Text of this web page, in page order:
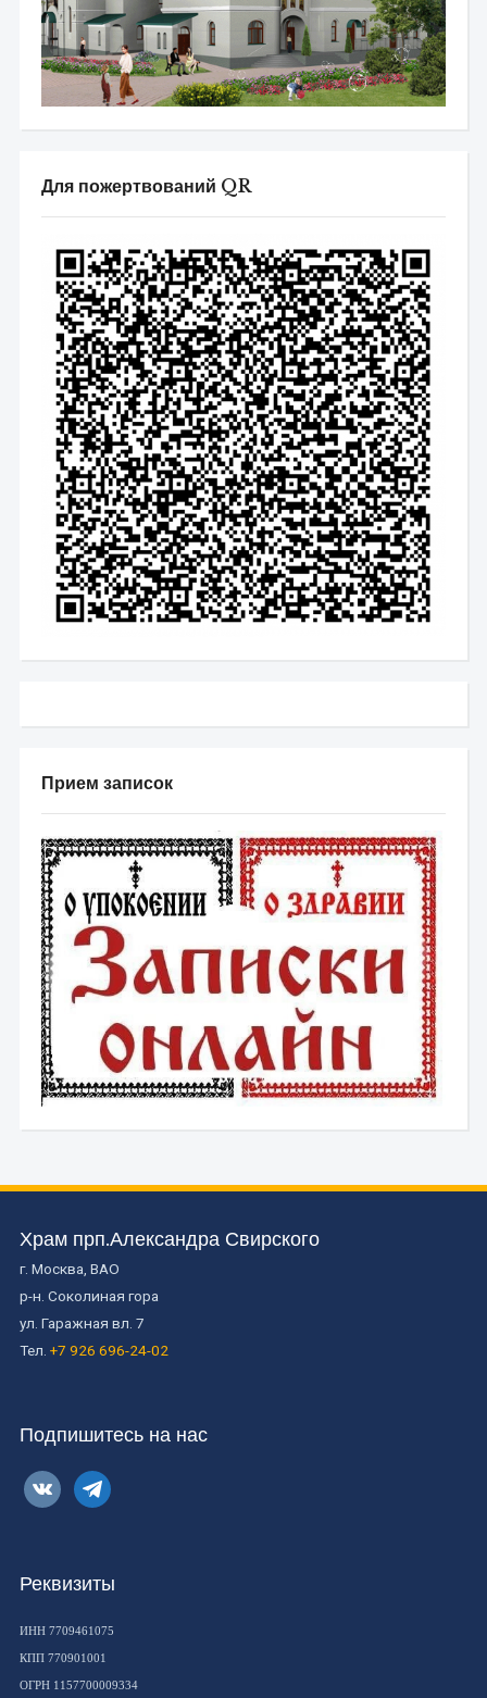
Для пожертвований QR
Прием записок
Храм прп.Александра Свирского
г. Москва, ВАО
р-н. Соколиная гора
ул. Гаражная вл. 7
Тел. +7 926 696-24-02
Подпишитесь на нас
vkontaktetelegram
Реквизиты
ИНН 7709461075
КПП 770901001
ОГРН 1157700009334